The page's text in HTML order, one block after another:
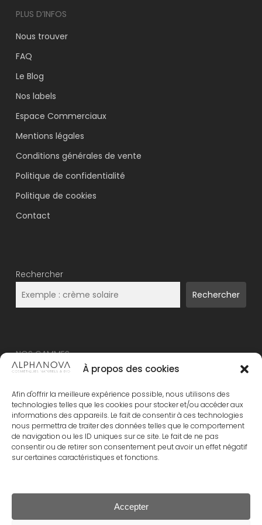
À propos des cookies
Afin d'offrir la meilleure expérience possible, nous utilisons des
technologies telles que les cookies pour stocker et/ou accéder aux
informations des appareils. Le fait de consentir à ces technologies
nous permettra de traiter des données telles que le comportement
de navigation ou les ID uniques sur ce site. Le fait de ne pas
consentir ou de retirer son consentement peut avoir un effet négatif
sur certaines caractéristiques et fonctions.
Accepter
Aller À La Boutique
PLUS D’INFOS
Nous trouver
FAQ
Le Blog
Nos labels
Espace Commerciaux
Mentions légales
Conditions générales de vente
Politique de confidentialité
Politique de cookies
Contact
Rechercher
Rechercher
NOS GAMMES
NOUVEAU – ALPHANOVA Thermal Care
ALPHANOVA Organic SUN
ALPHANOVA Daily SUN
ALPHANOVA Bebe
Alphanova Kids